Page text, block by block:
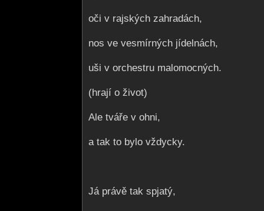
oči v rajských zahradách,
nos ve vesmírných jídelnách,
uši v orchestru malomocných.
(hrají o život)
Ale tváře v ohni,
a tak to bylo vždycky.
Já právě tak spjatý,